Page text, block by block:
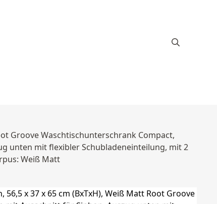
Groove Waschtischunterschrank Compact,
unten mit flexibler Schubladeneinteilung, mit 2
Weiß Matt